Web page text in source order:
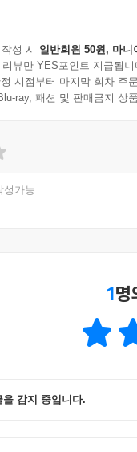
성 시 일반회원 50원, 마니
뷰만 YES포인트 지급됩니
시점부터 마지막 회차 주
ray, 패션 및 판매금지 상
성가능
1명
을 감지 중입니다.